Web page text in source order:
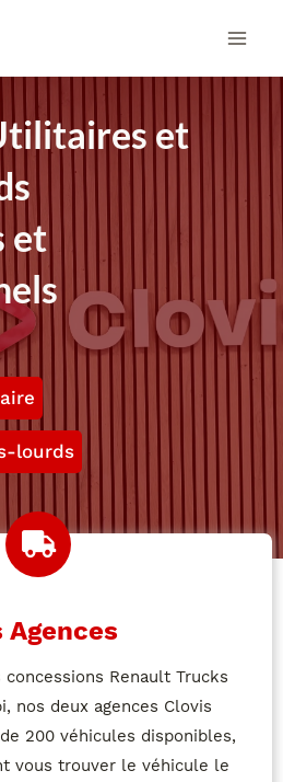
et
et
lourds
Agences
Renault Trucks
nos deux agences Clovis
200 véhicules disponibles,
vous trouver le véhicule le